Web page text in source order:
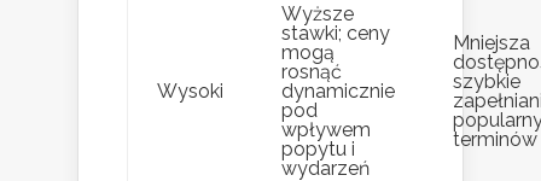
Wysoki
Wyższe
stawki; ceny
mogą
rosnąć
dynamicznie
pod
wpływem
popytu i
wydarzeń
Mniejsza
szybkie
terminów